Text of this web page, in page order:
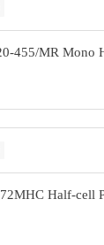
455/MR Mono
Half-cell